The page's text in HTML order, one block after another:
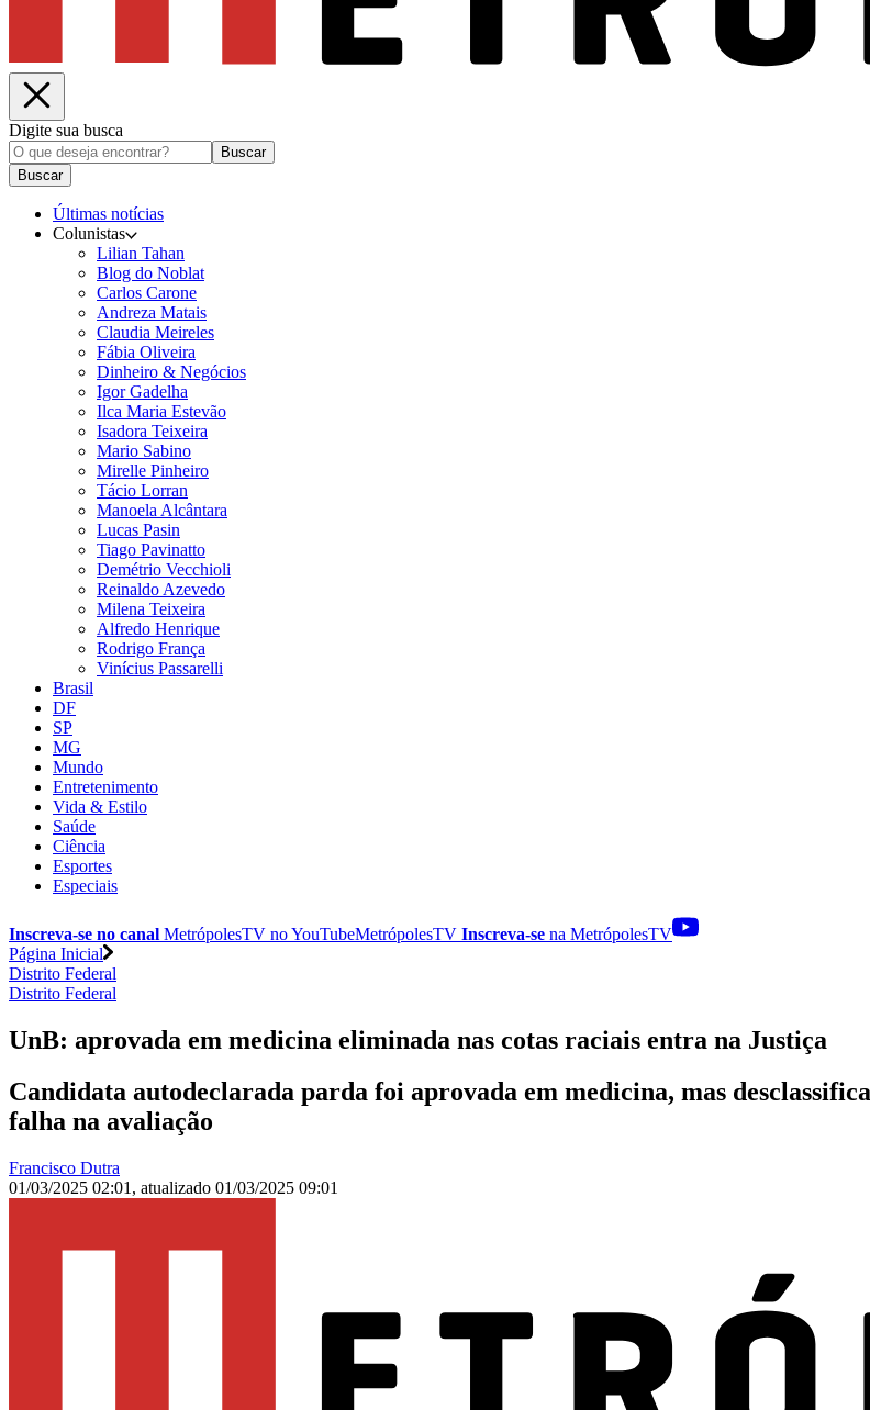
Digite sua busca
Buscar
Buscar
Últimas notícias
Colunistas
Lilian Tahan
Blog do Noblat
Carlos Carone
Andreza Matais
Claudia Meireles
Fábia Oliveira
Dinheiro & Negócios
Igor Gadelha
Ilca Maria Estevão
Isadora Teixeira
Mario Sabino
Mirelle Pinheiro
Tácio Lorran
Manoela Alcântara
Lucas Pasin
Tiago Pavinatto
Demétrio Vecchioli
Reinaldo Azevedo
Milena Teixeira
Alfredo Henrique
Rodrigo França
Vinícius Passarelli
Brasil
DF
SP
MG
Mundo
Entretenimento
Vida & Estilo
Saúde
Ciência
Esportes
Especiais
Inscreva-se no canal MetrópolesTV noYouTubeMetrópolesTV Inscreva-se na MetrópolesTV
Página Inicial
Distrito Federal
Distrito Federal
UnB: aprovada em medicina eliminada nas cotas raciais entra na Justiça
Candidata autodeclarada parda foi aprovada em medicina, mas
falha na avaliação
Francisco Dutra
01/03/2025 02:01 , atualizado 01/03/2025 09:01